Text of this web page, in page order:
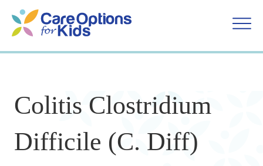
contenido
Colitis Clostridium
Difficile (C. Diff)